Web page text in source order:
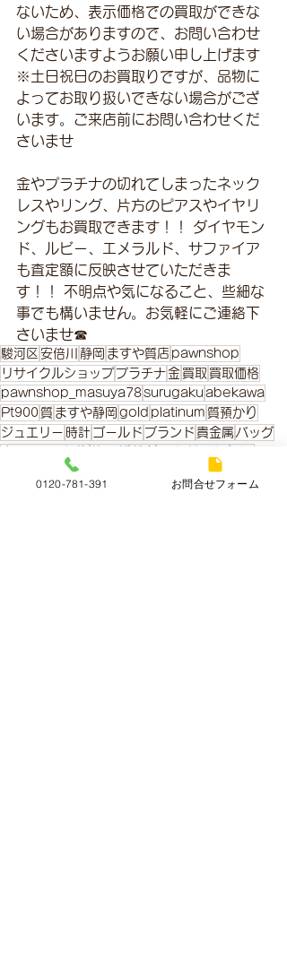
ないため、表示価格での買取ができな
い場合がありますので、お問い合わせ
くださいますようお願い申し上げます
※土日祝日のお買取りですが、品物に
よってお取り扱いできない場合がござ
います。ご来店前にお問い合わせくだ
さいませ
金やプラチナの切れてしまったネック
レスやリング、片方のピアスやイヤリ
ングもお買取できます！！ ダイヤモン
ド、ルビー、エメラルド、サファイア
も査定額に反映させていただきま
す！！ 不明点や気になること、些細な
事でも構いません。お気軽にご連絡下
さいませ☎
駿河区 安倍川 静岡 ますや質店 pawnshop
リサイクルショップ プラチナ 金 買取 買取価格
pawnshop_masuya78surugaku abekawa
Pt900質 ますや静岡 gold platinum 質預かり
ジュエリー 時計 ゴールド ブランド 貴金属 バッグ
0120-781-391 お問合せフォーム